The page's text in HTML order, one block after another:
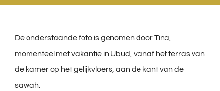
De onderstaande foto is genomen door Tina,
momenteel met vakantie in Ubud, vanaf het terras van
de kamer op het gelijkvloers, aan de kant van de
sawah.